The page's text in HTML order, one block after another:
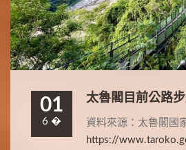
01
6 �
太魯閣目前公路
資料來源：太魯閣國
https://